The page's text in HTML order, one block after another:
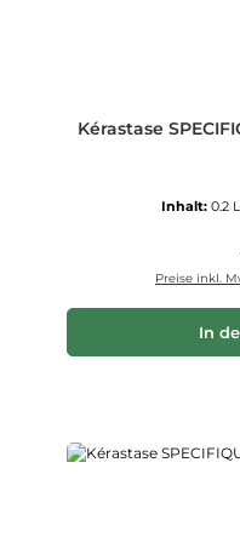
Kérastase
Inhalt: 0.2
Preise inkl.
In